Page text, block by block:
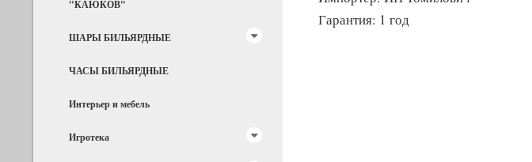
"КАЮКОВ"
ШАРЫ БИЛЬЯРДНЫЕ
ЧАСЫ БИЛЬЯРДНЫЕ
Интерьер и мебель
Игротека
Гарантия: 1 год